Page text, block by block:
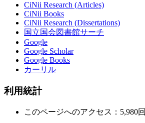
CiNii Research (Articles)
CiNii Books
CiNii Research (Dissertations)
国立国会図書館サーチ
Google
Google Scholar
Google Books
カーリル
利用統計
このページへのアクセス：5,980回